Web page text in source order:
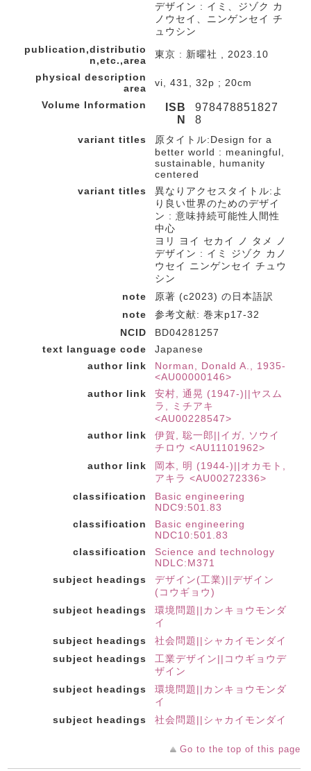
デザイン : イミ、ジゾク カ
ノウセイ、ニンゲンセイ チ
ュウシン
publication,distributio
n,etc.,area
東京 : 新曜社 , 2023.10
physical description
area
vi, 431, 32p ; 20cm
Volume Information
ISB
N
978478851827
8
variant titles
原タイトル:Design for a
better world : meaningful,
sustainable, humanity
centered
variant titles
異なりアクセスタイトル:よ
り良い世界のためのデザイ
ン : 意味持続可能性人間性
中心
ヨリ ヨイ セカイ ノ タメ ノ
デザイン : イミ ジゾク カノ
ウセイ ニンゲンセイ チュウ
シン
note
原著 (c2023) の日本語訳
note
参考文献: 巻末p17-32
NCID
BD04281257
text language code
Japanese
author link
Norman, Donald A., 1935-
<AU00000146>
author link
安村, 通晃 (1947-)||ヤスム
ラ, ミチアキ
<AU00228547>
author link
伊賀, 聡一郎||イガ, ソウイ
チロウ <AU11101962>
author link
岡本, 明 (1944-)||オカモト,
アキラ <AU00272336>
classification
Basic engineering
NDC9:501.83
classification
Basic engineering
NDC10:501.83
classification
Science and technology
NDLC:M371
subject headings
デザイン(工業)||デザイン
(コウギョウ)
subject headings
環境問題||カンキョウモンダ
イ
subject headings
社会問題||シャカイモンダイ
subject headings
工業デザイン||コウギョウデ
ザイン
subject headings
環境問題||カンキョウモンダ
イ
subject headings
社会問題||シャカイモンダイ
Go to the top of this page